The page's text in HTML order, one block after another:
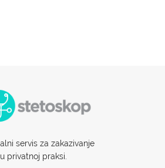
servis za zakazivanje
u privatnoj praksi.